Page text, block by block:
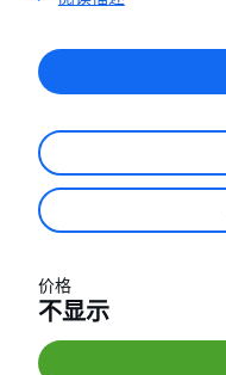
价格
不显示